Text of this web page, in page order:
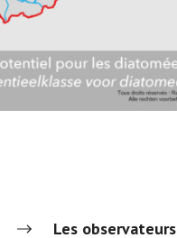
Les observateurs